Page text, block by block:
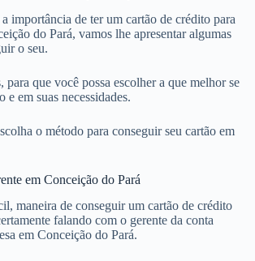
importância de ter um cartão de crédito para
do Pará, vamos lhe apresentar algumas
o seu.
para que você possa escolher a que melhor se
e em suas necessidades.
o método para conseguir seu cartão em
em Conceição do Pará
maneira de conseguir um cartão de crédito
falando com o gerente da conta
em Conceição do Pará.